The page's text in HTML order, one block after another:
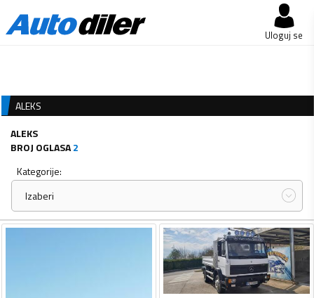
Uloguj se
ALEKS
ALEKS
BROJ OGLASA2
Kategorije:
Izaberi